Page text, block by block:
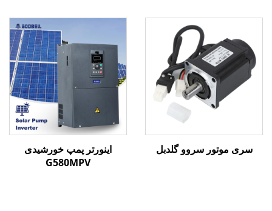
کنترل V/F و برداری | درایو
فرکانس متغیر با گواهینامه
CE
سری موتور سروو گلدبل
اینورتر پمپ خورشیدی
G580MPV